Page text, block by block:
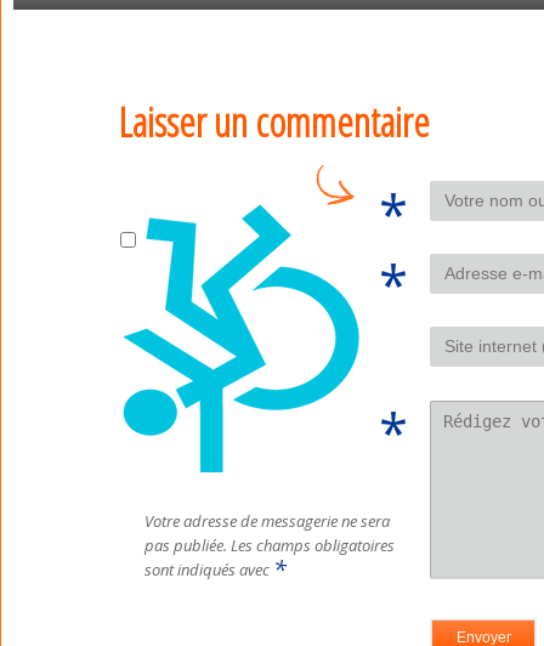
Laisser un commentaire
Votre adresse de messagerie ne sera
pas publiée. Les champs obligatoires
sont indiqués avec *